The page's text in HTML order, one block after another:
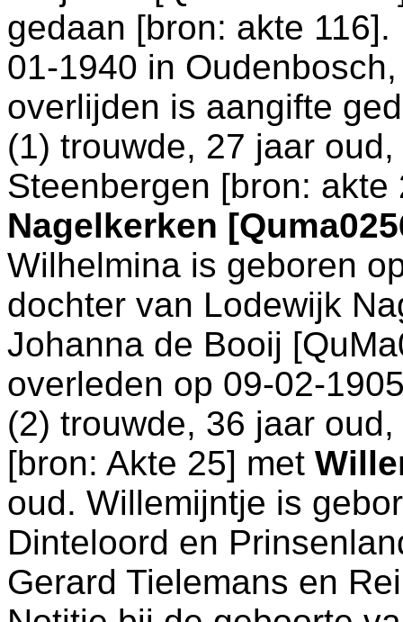
gedaan [bron: akte 116].
01-1940 in Oudenbosch
overlijden is aangifte
(1) trouwde, 27 jaar
Steenbergen [bron: akte
Nagelkerken
Wilhelmina is geboren
dochter van Lodewijk
Johanna de Booij
overleden op 09-02-
(2) trouwde, 36 jaar
[bron: Akte 25] met
oud. Willemijntje is
Dinteloord en
Gerard Tielemans en